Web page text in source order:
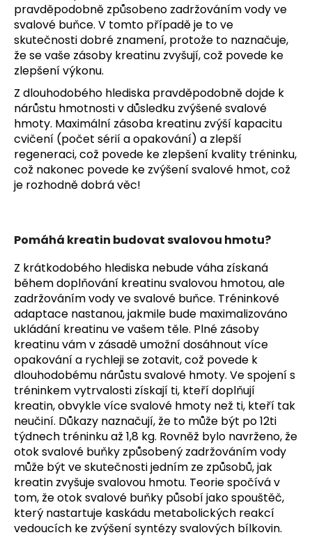
pravděpodobně způsobeno zadržováním vody ve
svalové buňce. V tomto případě je to ve
skutečnosti dobré znamení, protože to naznačuje,
že se vaše zásoby kreatinu zvyšují, což povede ke
zlepšení výkonu.
Z dlouhodobého hlediska pravděpodobně dojde k
nárůstu hmotnosti v důsledku zvýšené svalové
hmoty. Maximální zásoba kreatinu zvýší kapacitu
cvičení (počet sérií a opakování) a zlepší
regeneraci, což povede ke zlepšení kvality tréninku,
což nakonec povede ke zvýšení svalové hmot, což
je rozhodně dobrá věc!
Pomáhá kreatin budovat svalovou hmotu?
Z krátkodobého hlediska nebude váha získaná
během doplňování kreatinu svalovou hmotou, ale
zadržováním vody ve svalové buňce. Tréninkové
adaptace nastanou, jakmile bude maximalizováno
ukládání kreatinu ve vašem těle. Plné zásoby
kreatinu vám v zásadě umožní dosáhnout více
opakování a rychleji se zotavit, což povede k
dlouhodobému nárůstu svalové hmoty. Ve spojení s
tréninkem vytrvalosti získají ti, kteří doplňují
kreatin, obvykle více svalové hmoty než ti, kteří tak
neučiní. Důkazy naznačují, že to může být po 12ti
týdnech tréninku až 1,8 kg. Rovněž bylo navrženo, že
otok svalové buňky způsobený zadržováním vody
může být ve skutečnosti jedním ze způsobů, jak
kreatin zvyšuje svalovou hmotu. Teorie spočívá v
tom, že otok svalové buňky působí jako spouštěč,
který nastartuje kaskádu metabolických reakcí
vedoucích ke zvýšení syntézy svalových bílkovin.